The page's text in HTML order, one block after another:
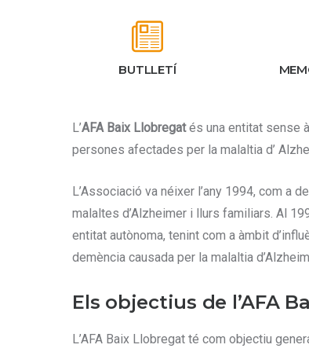
BUTLLETÍ
L’AFA Baix Llobregatés una entitat sense
persones afectades per la malaltia d’
L’Associació va néixer l’any 1994, com a
malaltes d’Alzheimer i llurs familiars. Al
entitat autònoma, tenint com a àmbit
demència causada per la malaltia
Els objectius de l’AFA
L’AFA Baix Llobregat té com objectiu